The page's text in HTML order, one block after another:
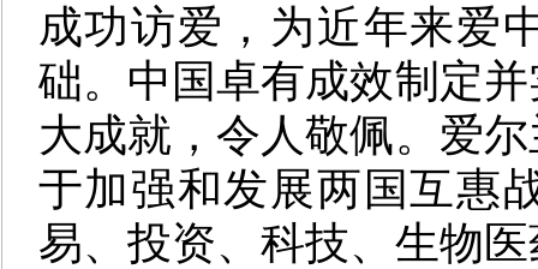
成功访爱，为近年来爱
础。中国卓有成效制定
大成就，令人敬佩。爱
于加强和发展两国互惠
易、投资、科技、生物